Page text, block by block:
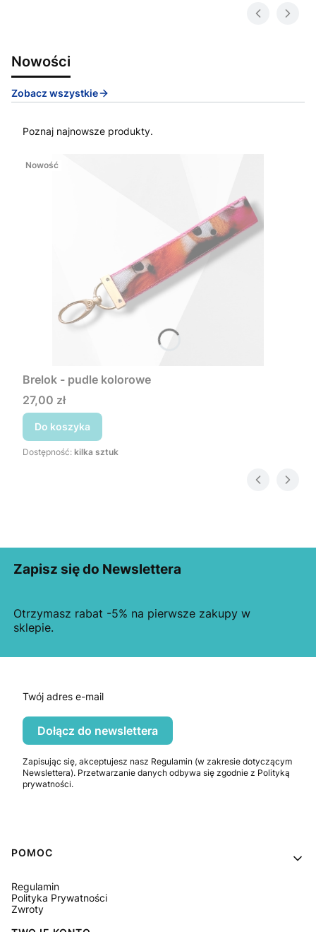
Nowości
Zobacz wszystkie
Poznaj najnowsze produkty.
Nowość
Brelok - pudle kolorowe
Cena
27,00 zł
Do koszyka
Dostępność: kilka sztuk
Zapisz się do Newslettera
Otrzymasz rabat -5% na pierwsze zakupy w
sklepie.
Twój adres e-mail
Dołącz do newslettera
Zapisując się, akceptujesz nasz Regulamin (w zakresie dotyczącym
Newslettera). Przetwarzanie danych odbywa się zgodnie z Polityką
prywatności.
Linki w stopce
POMOC
Regulamin
Polityka Prywatności
Zwroty